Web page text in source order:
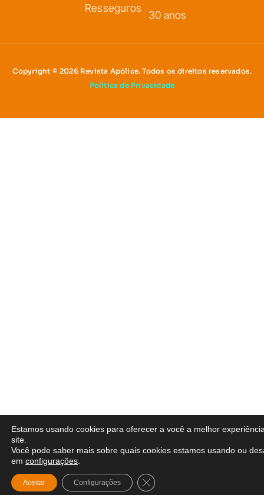
Resseguros
30 anos
Copyright © 2026 Revista Apólice. Todos os direitos reservados.
Política de Privacidade
Estamos usando cookies para oferecer a você a melhor
site.
Você pode saber mais sobre quais cookies estamos usando ou
em configurações
Aceitar Configurações Close GDPR Cookie Banner